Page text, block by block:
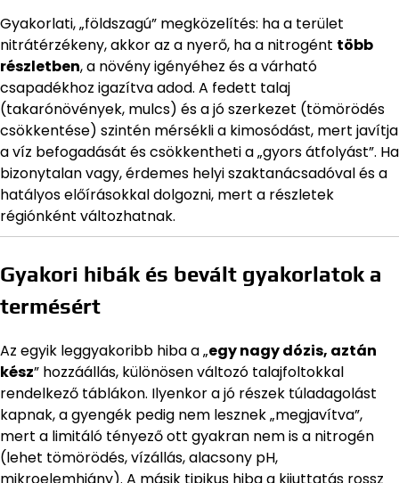
Gyakorlati, „földszagú” megközelítés: ha a terület
nitrátérzékeny, akkor az a nyerő, ha a nitrogént több
részletben, a növény igényéhez és a várható
csapadékhoz igazítva adod. A fedett talaj
(takarónövények, mulcs) és a jó szerkezet (tömörödés
csökkentése) szintén mérsékli a kimosódást, mert javítja
a víz befogadását és csökkentheti a „gyors átfolyást”. Ha
bizonytalan vagy, érdemes helyi szaktanácsadóval és a
hatályos előírásokkal dolgozni, mert a részletek
régiónként változhatnak.
Gyakori hibák és bevált gyakorlatok a
termésért
Az egyik leggyakoribb hiba a „egy nagy dózis, aztán
kész” hozzáállás, különösen változó talajfoltokkal
rendelkező táblákon. Ilyenkor a jó részek túladagolást
kapnak, a gyengék pedig nem lesznek „megjavítva”,
mert a limitáló tényező ott gyakran nem is a nitrogén
(lehet tömörödés, vízállás, alacsony pH,